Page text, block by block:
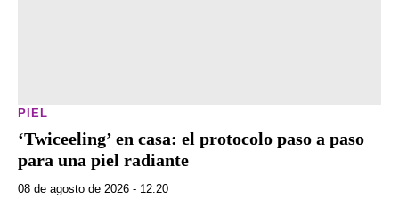
PIEL
‘Twiceeling’ en casa: el protocolo paso a paso
para una piel radiante
08 de agosto de 2026 - 12:20